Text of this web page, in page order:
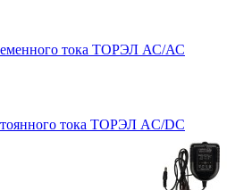
тока ТОРЭЛ АС/АС
тока ТОРЭЛ AC/DC